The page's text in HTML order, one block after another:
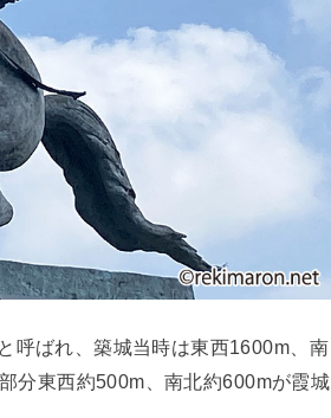
と呼ばれ、築城当時は東西1600m、南
分東西約500m、南北約600mが霞城